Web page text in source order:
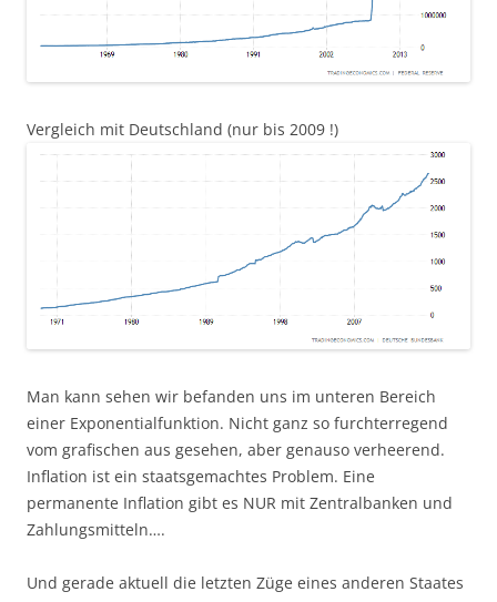
Vergleich mit Deutschland (nur bis 2009 !)
Man kann sehen wir befanden uns im unteren Bereich
einer Exponentialfunktion. Nicht ganz so furchterregend
vom grafischen aus gesehen, aber genauso verheerend.
Inflation ist ein staatsgemachtes Problem. Eine
permanente Inflation gibt es NUR mit Zentralbanken und
Zahlungsmitteln….
Und gerade aktuell die letzten Züge eines anderen Staates